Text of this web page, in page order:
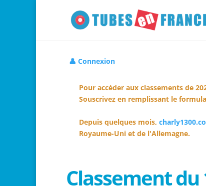
👤 Connexion
Pour accéder aux classements de
Souscrivez en remplissant le
Depuis quelques mois,
Royaume-Uni et de l'Allemagne.
Classement